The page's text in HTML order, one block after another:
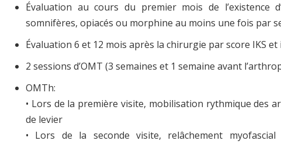
Évaluation au cours du premier mois de l’existence
somnifères, opiacés ou morphine au moins une fois par
Évaluation 6 et 12 mois après la chirurgie par score IKS et
2 sessions d’OMT (3 semaines et 1 semaine avant
OMTh:
• Lors de la première visite, mobilisation rythmique des
de levier
• Lors de la seconde visite, relâchement